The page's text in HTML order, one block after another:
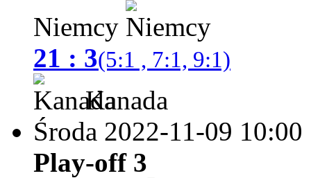
Niemcy
21 : 3(5:1 , 7:1, 9:1)
Kanada
Środa 2022-11-09 10:00
Play-off 3